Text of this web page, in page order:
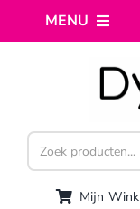
MENU
Webshop
ComputerMijn